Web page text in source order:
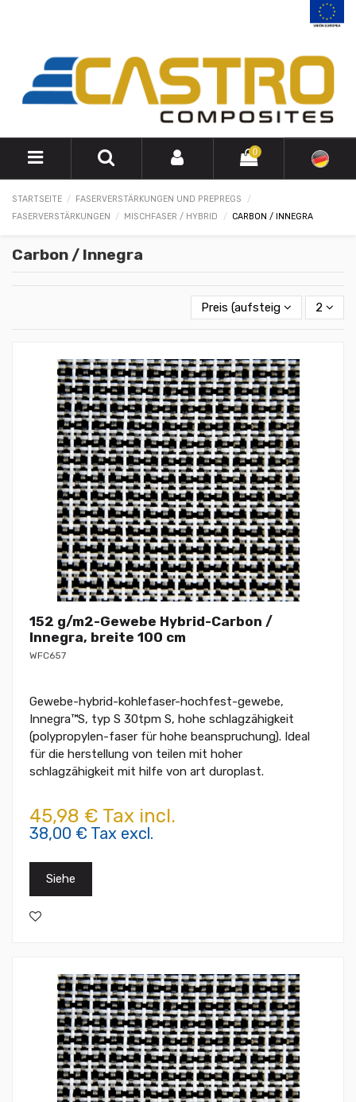
0
STARTSEITE
FASERVERSTÄRKUNGEN UND PREPREGS
FASERVERSTÄRKUNGEN
MISCHFASER / HYBRID CARBON / INNEGRA
Carbon / Innegra
Preis (aufsteigend) 2
152 g/m2-Gewebe Hybrid-Carbon /
Innegra, breite 100 cm
WFC657
Gewebe-hybrid-kohlefaser-hochfest-gewebe,
Innegra™S, typ S 30tpm S, hohe schlagzähigkeit
(polypropylen-faser für hohe beanspruchung). Ideal
für die herstellung von teilen mit hoher
schlagzähigkeit mit hilfe von art duroplast.
45,98 € Tax incl.
38,00 € Tax excl.
Siehe